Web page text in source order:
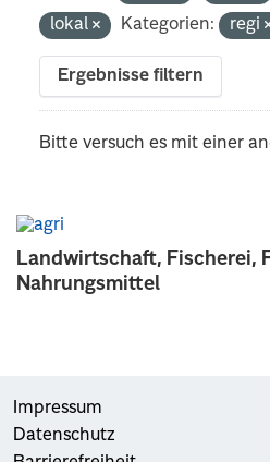
Landwirtschaft, Fischerei,
Nahrungsmittel
lokal
Kategorien: regi
Ergebnisse filtern
Bitte versuch es mit einer
Impressum
Datenschutz